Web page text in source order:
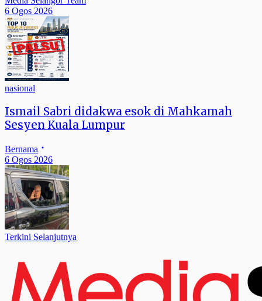
6 Ogos 2026
nasional
Ismail Sabri didakwa esok di Mahkamah
Sesyen Kuala Lumpur
Bernama
6 Ogos 2026
Terkini Selanjutnya